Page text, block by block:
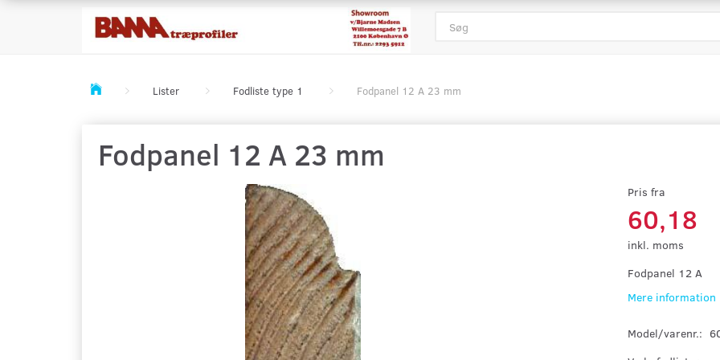
Lister Fodliste type 1 Fodpanel 12 A 23 mm
Fodpanel 12 A 23 mm
Pris fra
60,18
inkl. moms
Fodpanel 12 A
Mere information
Model/varenr.: